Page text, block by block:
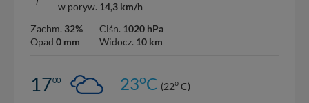
w poryw. 14,3 km/h
Zachm. 32%
Opad 0 mm
Ciśn. 1020 hPa
Widocz. 10 km
1700 23oC (22o C)